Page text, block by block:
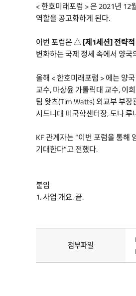
< 한호미래포럼 > 은 2021년 12
역할을 공고화하게 된다.
이번 포럼은 △[제1세션] 전략
변화하는 국제 정세 속에서 양
올해 < 한호미래포럼 > 에는 양
교수, 마상윤 가톨릭대 교수, 이
팀 왓츠(Tim Watts) 외교부 부
시드니대 미국학센터장, 도나
KF 관계자는 “이번 포럼을 통해
기대한다”고 전했다.
붙임
1. 사업 개요. 끝.
첨부파일